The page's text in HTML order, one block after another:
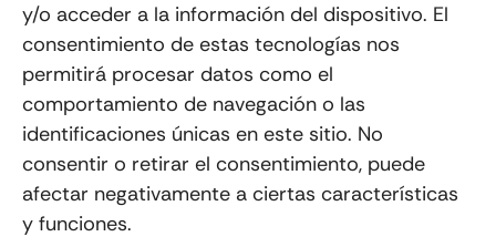
y/o acceder a la información del dispositivo. El
consentimiento de estas tecnologías nos
permitirá procesar datos como el
comportamiento de navegación o las
identificaciones únicas en este sitio. No
consentir o retirar el consentimiento, puede
afectar negativamente a ciertas características
y funciones.
Enviar